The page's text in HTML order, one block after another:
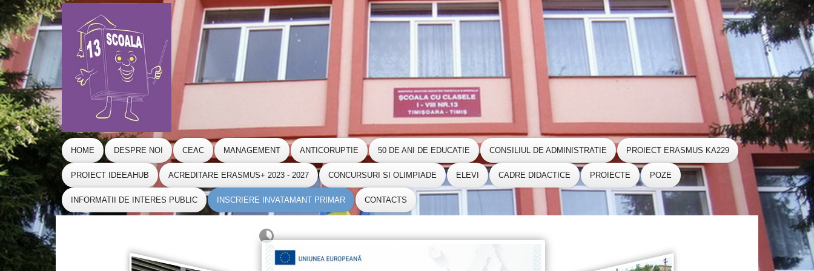
HOME DESPRE NOI CEAC MANAGEMENT ANTICORUPTIE 50 DE ANI DE EDUCATIE CONSILIUL DE ADMINISTRATIE PROIECT ERASMUS KA229
PROIECT IDEEAHUB ACREDITARE ERASMUS+ 2023 - 2027 CONCURSURI SI OLIMPIADE ELEVI CADRE DIDACTICE PROIECTE POZE
INFORMATII DE INTERES PUBLIC INSCRIERE INVATAMANT PRIMAR CONTACTS